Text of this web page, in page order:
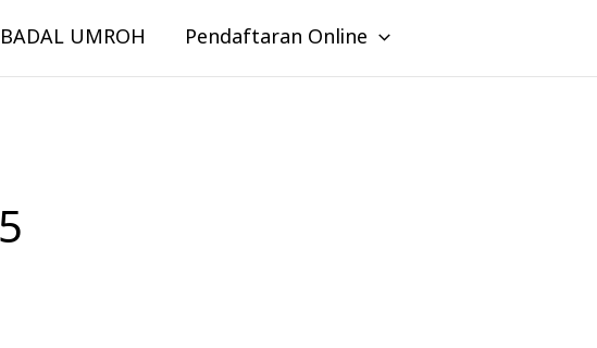
BADAL UMROH Pendaftaran Online